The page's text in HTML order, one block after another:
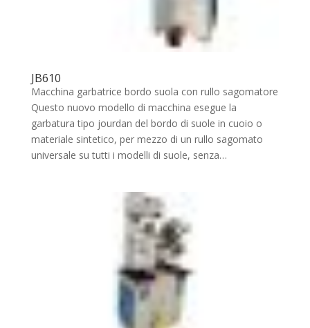
JB610
Macchina garbatrice bordo suola con rullo sagomatore
Questo nuovo modello di macchina esegue la
garbatura tipo jourdan del bordo di suole in cuoio o
materiale sintetico, per mezzo di un rullo sagomato
universale su tutti i modelli di suole, senza…